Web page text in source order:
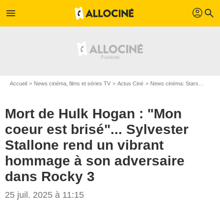
menu profil search
Accueil News cinéma, films et séries TV Actus Ciné News cinéma: Stars
Mort de Hulk Hogan : "Mon
coeur est brisé"... Sylvester
Stallone rend un vibrant
hommage à son adversaire
dans Rocky 3
25 juil. 2025 à 11:15